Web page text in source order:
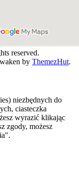
reserved.
by ThemezHut.
niezbędnych do
ciasteczka
wyrazić klikając
zgody, możesz